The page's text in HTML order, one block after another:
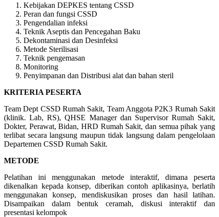
Kebijakan DEPKES tentang CSSD
Peran dan fungsi CSSD
Pengendalian infeksi
Teknik Aseptis dan Pencegahan Baku
Dekontaminasi dan Desinfeksi
Metode Sterilisasi
Teknik pengemasan
Monitoring
Penyimpanan dan Distribusi alat dan bahan steril
KRITERIA PESERTA
Team Dept CSSD Rumah Sakit, Team Anggota P2K3 Rumah Sakit
(klinik. Lab, RS), QHSE Manager dan Supervisor Rumah Sakit,
Dokter, Perawat, Bidan, HRD Rumah Sakit, dan semua pihak yang
terlibat secara langsung maupun tidak langsung dalam pengelolaan
Departemen CSSD Rumah Sakit.
METODE
Pelatihan ini menggunakan metode interaktif, dimana peserta
dikenalkan kepada konsep, diberikan contoh aplikasinya, berlatih
menggunakan konsep, mendiskusikan proses dan hasil latihan.
Disampaikan dalam bentuk ceramah, diskusi interaktif dan
presentasi kelompok